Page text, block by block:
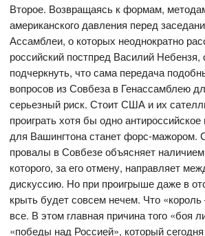
Второе. Возвращаясь к формам,
американского давления перед
Ассамблеи, о которых неоднократно
российский постпред Василий Небензя,
подчеркнуть, что сама передача
вопросов из Совбеза в Генассамблею
серьезный риск. Стоит США и их
проиграть хотя бы одно антироссийское
для Вашингтона станет форс-мажором.
провалы в Совбезе объясняет
которого, за его отмену, направляет
дискуссию. Но при проигрыше даже в
крыть будет совсем нечем. Что
все. В этом главная причина того «боя
«победы над Россией», который